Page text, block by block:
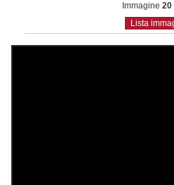
Immagine 20
Lista